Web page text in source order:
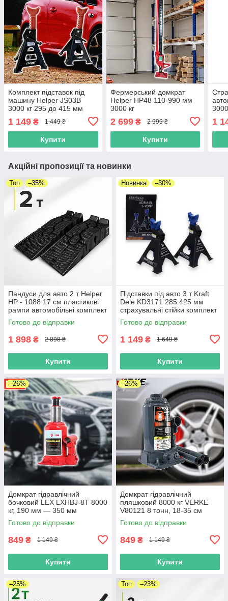
Комплект підставок під
машину Helper JS03B
3000 кг 295 до 415 мм
1 149 ₴ 1 449 ₴
Купити
Фермерський домкрат
Helper HP48 110-990 мм
3000 кг
2 699₴ 2 999 ₴
Купити
1
Акційні пропозиції та новинки
Топ –35%
Пандуси для авто 2 т Helper
HP - 1088 17 см пластикові
рампи автомобільні комплект
2 шт для гаража
Готово до відправки
1 898 ₴ 2 898 ₴
Купити
Новинка –30%
Підставки під авто 3 т Kraft
Dele KD3171 285 425 мм
страхувальні стійки комплект
2 шт
Готово до відправки
1 149 ₴ 1 649 ₴
Купити
–26%
Домкрат гідравлічний
бочковий LEX LXHBJ-8T 8000
кг, 190 мм — 350 мм
Готово до відправки
849 ₴ 1 149 ₴
Купити
–26%
Домкрат гідравлічний
пляшковий 8000 кг VERKE
V80121 8 тонн, 18-35 см
Готово до відправки
849 ₴ 1 149 ₴
Купити
–25% Топ –23%